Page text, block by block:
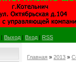
| Выход | Вход | RSS
Главная »2013 »